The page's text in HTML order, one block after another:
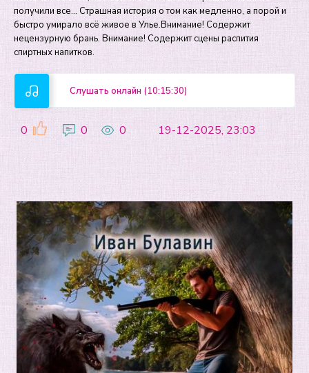
получили все… Страшная история о том как медленно, а порой и
быстро умирало всё живое в Улье.Внимание! Содержит
нецензурную брань. Внимание! Содержит сцены распития
спиртных напитков.
Слушать онлайн (10:15:30)
0 0 0 19-12-2025, 23:03